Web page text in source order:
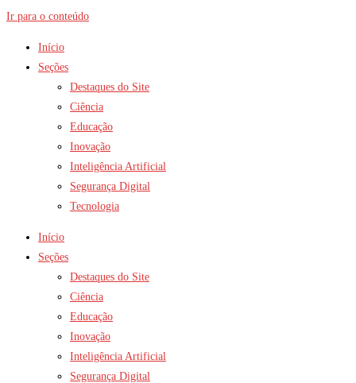
Ir para o conteúdo
Início
Seções
Destaques do Site
Ciência
Educação
Inovação
Inteligência Artificial
Segurança Digital
Tecnologia
Início
Seções
Destaques do Site
Ciência
Educação
Inovação
Inteligência Artificial
Segurança Digital